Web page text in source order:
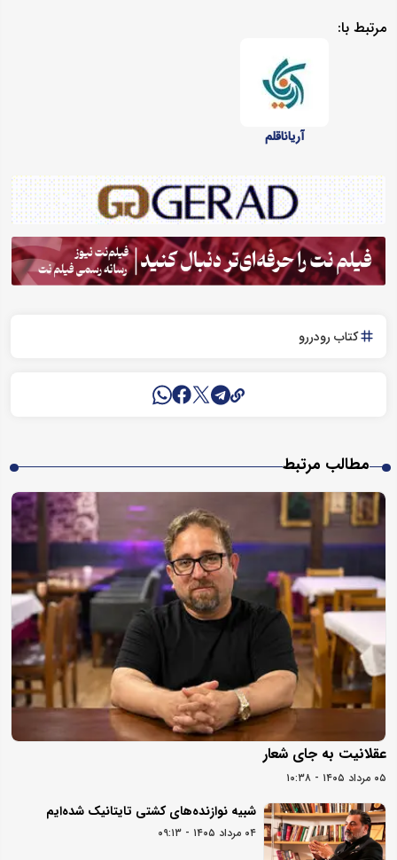
مرتبط با:
آریاناقلم
کتاب رودررو
مطالب مرتبط
عقلانیت به جای شعار
۰۵ مرداد ۱۴۰۵ - ۱۰:۳۸
شبیه نوازنده‌های کشتی تایتانیک شده‌ایم
۰۴ مرداد ۱۴۰۵ - ۰۹:۱۳